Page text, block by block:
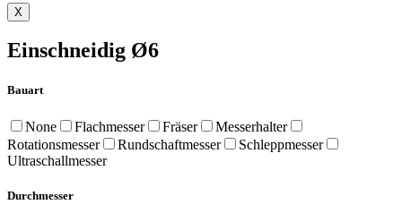
X
Einschneidig Ø6
Bauart
None Flachmesser Fräser
Messerhalter
Rotationsmesser
Rundschaftmesser
Schleppmesser
Ultraschallmesser
Durchmesser